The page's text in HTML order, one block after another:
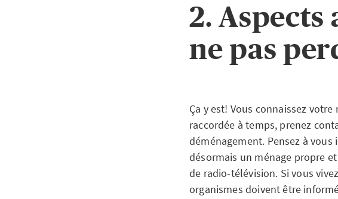
2.
ne pas
Ça y est! Vous connaissez
raccordée à temps, prenez
déménagement. Pensez à vous
désormais un ménage propre
de radio-télévision. Si vous
organismes doivent être